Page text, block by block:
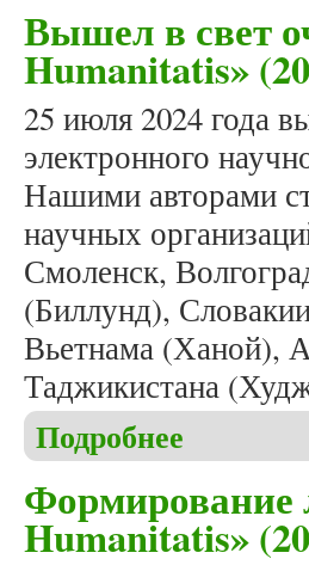
Вышел в свет
Humanitatis»
25 июля 2024 года
электронного
Нашими авторами
научных
Смоленск,
(Биллунд),
Вьетнама (Ханой),
Таджикистана
Подробнее
Формирование
Humanitatis»